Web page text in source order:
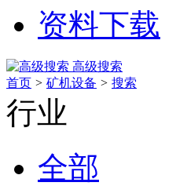
资料下载
高级搜索
首页 > 矿机设备 > 搜索
行业
全部